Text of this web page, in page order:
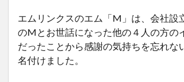
エムリンクスのエム「M」は、会社設
のMとお世話になった他の４人の方の
だったことから感謝の気持ちを忘れな
名付けました。